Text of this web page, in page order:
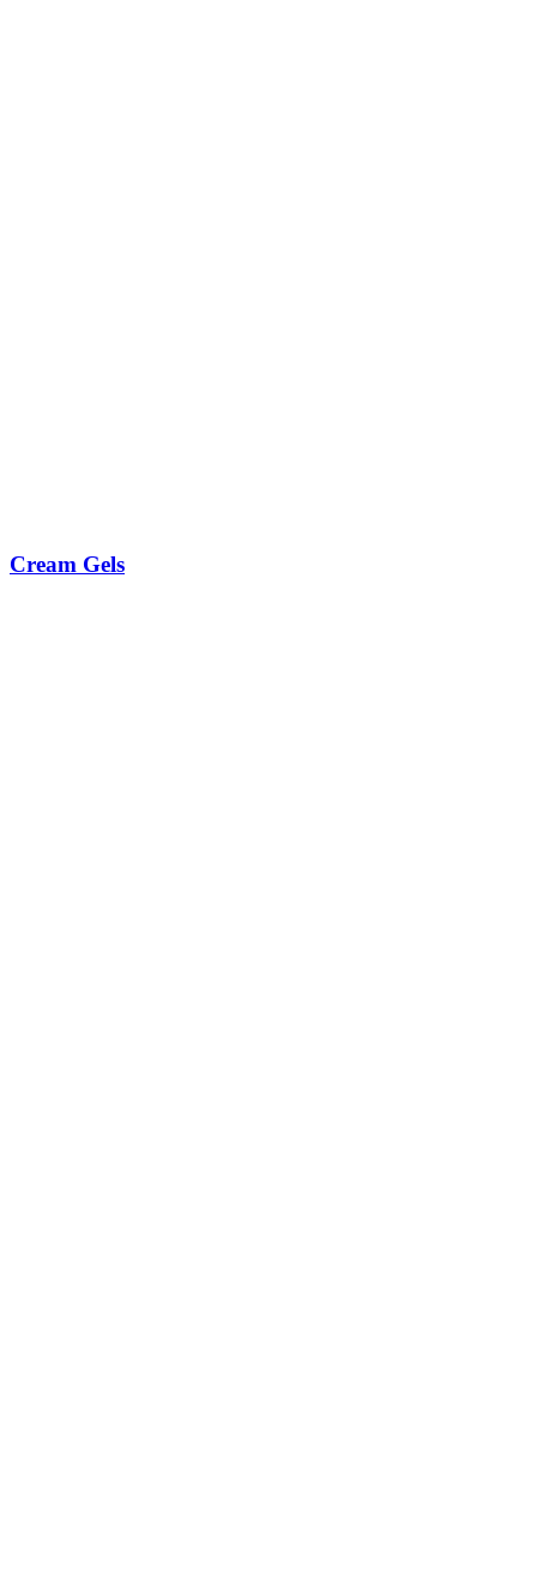
Cream Gels